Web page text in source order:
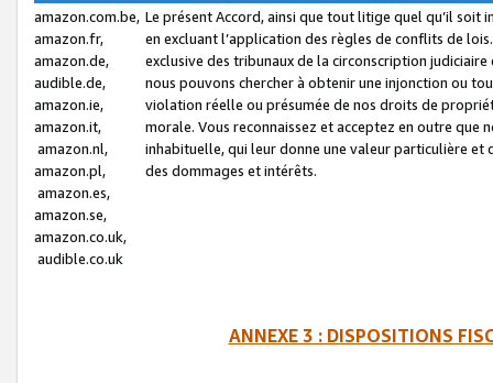
amazon.com.be,
amazon.fr,
amazon.de,
audible.de,
amazon.ie,
amazon.it,
amazon.nl,
amazon.pl,
amazon.es,
amazon.se,
amazon.co.uk,
audible.co.uk
Le présent Accord, ainsi que tout litige quel qu’il soit
en excluant l’application des règles de conflits de
exclusive des tribunaux de la circonscription
nous pouvons chercher à obtenir une injonction ou
violation réelle ou présumée de nos droits de
morale. Vous reconnaissez et acceptez en outre que
inhabituelle, qui leur donne une valeur particulière
des dommages et intérêts.
ANNEXE 3 : DISPOSITIONS